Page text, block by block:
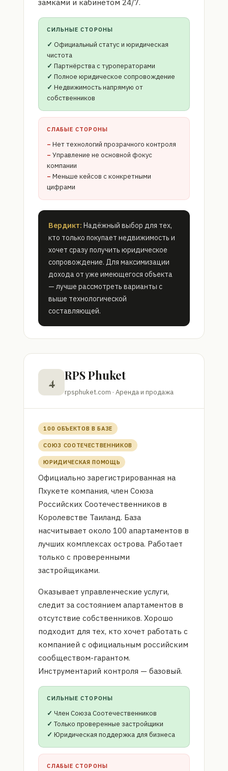
замками и кабинетом 24/7.
СИЛЬНЫЕ СТОРОНЫ
Официальный статус и юридическая
чистота
Партнёрства с туроператорами
Полное юридическое сопровождение
Недвижимость напрямую от
собственников
СЛАБЫЕ СТОРОНЫ
Нет технологий прозрачного контроля
Управление не основной фокус
компании
Меньше кейсов с конкретными
цифрами
Вердикт: Надёжный выбор для тех,
кто только покупает недвижимость и
хочет сразу получить юридическое
сопровождение. Для максимизации
дохода от уже имеющегося объекта
— лучше рассмотреть варианты с
выше технологической
составляющей.
4 RPS Phuket
rpsphuket.com · Аренда и продажа
100 ОБЪЕКТОВ В БАЗЕ
СОЮЗ СООТЕЧЕСТВЕННИКОВ
ЮРИДИЧЕСКАЯ ПОМОЩЬ
Официально зарегистрированная на
Пхукете компания, член Союза
Российских Соотечественников в
Королевстве Таиланд. База
насчитывает около 100 апартаментов в
лучших комплексах острова. Работает
только с проверенными
застройщиками.
Оказывает управленческие услуги,
следит за состоянием апартаментов в
отсутствие собственников. Хорошо
подходит для тех, кто хочет работать с
компанией с официальным российским
сообществом-гарантом.
Инструментарий контроля — базовый.
СИЛЬНЫЕ СТОРОНЫ
Член Союза Соотечественников
Только проверенные застройщики
Юридическая поддержка для бизнеса
СЛАБЫЕ СТОРОНЫ